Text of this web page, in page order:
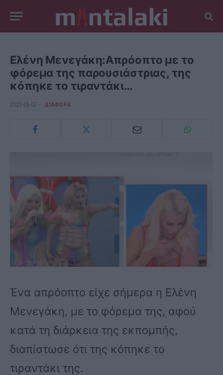
Ελένη Μενεγάκη:Απρόοπτο με το
φόρεμα της παρουσιάστριας, της
κόπηκε το τιραντάκι…
2023-06-07 ΔΙΆΦΟΡΑ
Ένα απρόοπτο είχε σήμερα η Ελένη
Μενεγάκη, με το φόρεμα της, αφού
κατά τη διάρκεια της εκπομπής,
διαπίστωσε ότι της κόπηκε το
τιραντάκι της.